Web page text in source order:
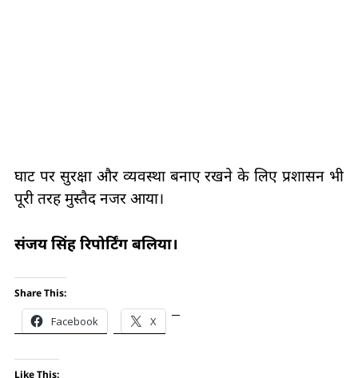
घाट पर सुरक्षा और व्यवस्था बनाए रखने के लिए प्रशासन भी
पूरी तरह मुस्तैद नजर आया।
संजय सिंह रिपोर्टिंग बलिया।
Share This:
Facebook X
Like This: